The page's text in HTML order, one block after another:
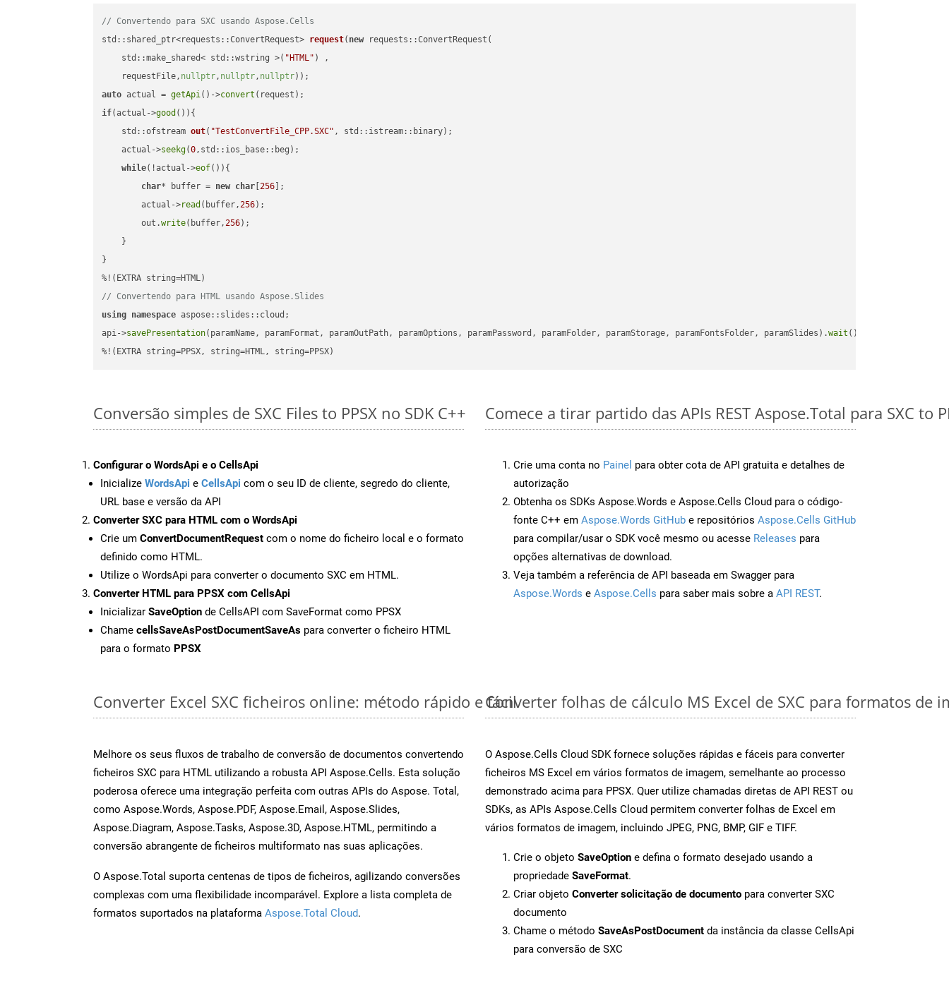
// Convertendo para SXC usando Aspose.Cells
std::shared_ptr<requests::ConvertRequest> request( new requests::ConvertRequest(
    std::make_shared< std::wstring >(
"HTML" ) ,
    requestFile,
nullptr, nullptr, nullptr))
auto actual = getApi()->convert
if(actual->good ()){
std::ofstream out( "TestConvertFile_CPP.SXC" , std::istream::binary) ;
    actual->
seekg(0,std::ios_base::beg);
while(!actual->eof()){
char* buffer = new char [256 ];
        actual->
read (buffer,256);
        out.
write(buffer,256);
    }
}
// Convertendo para HTML usando Aspose.Slides
using namespace aspose::slides::cloud;
api->savePresentation(paramName, paramFormat, paramOutPath, paramOptions, paramPassword, paramFolder, paramStorage, paramFontsFolder, paramSlides).wait ();
%!(EXTRA string=PPSX, string=HTML, string=PPSX)
Conversão simples de SXC Files to PPSX no SDK C++
Configurar o WordsApi e o CellsApi
Inicialize WordsApi e CellsApi com o seu ID de cliente, segredo do cliente,
URL base e versão da API
Converter SXC para HTML com o WordsApi
Crie um ConvertDocumentRequest com o nome do ficheiro local e o formato
definido como HTML.
Utilize o WordsApi para converter o documento SXC em HTML.
Converter HTML para PPSX com CellsApi
Inicializar SaveOption de CellsAPI com SaveFormat como PPSX
Chame cellsSaveAsPostDocumentSaveAs para converter o ficheiro HTML
para o formato PPSX
Comece a tirar partido das APIs REST Aspose.Total para SXC to
Crie uma conta no Painel para obter cota de API gratuita e detalhes de
autorização
Obtenha os SDKs Aspose.Words e Aspose.Cells Cloud para o código-
fonte C++ em Aspose.Words GitHub e repositórios Aspose.Cells GitHub
para compilar/usar o SDK você mesmo ou acesse Releases para
opções alternativas de download.
Veja também a referência de API baseada em Swagger para
Aspose.Words e Aspose.Cells para saber mais sobre a API REST.
Converter Excel SXC ficheiros online: método rápido e fácil
Melhore os seus fluxos de trabalho de conversão de documentos convertendo
ficheiros SXC para HTML utilizando a robusta API Aspose.Cells. Esta solução
poderosa oferece uma integração perfeita com outras APIs do Aspose. Total,
como Aspose.Words, Aspose.PDF, Aspose.Email, Aspose.Slides,
Aspose.Diagram, Aspose.Tasks, Aspose.3D, Aspose.HTML, permitindo a
conversão abrangente de ficheiros multiformato nas suas aplicações.
O Aspose.Total suporta centenas de tipos de ficheiros, agilizando conversões
complexas com uma flexibilidade incomparável. Explore a lista completa de
formatos suportados na plataforma Aspose.Total Cloud.
Converter folhas de cálculo MS Excel de SXC para formatos de
O Aspose.Cells Cloud SDK fornece soluções rápidas e fáceis para converter
ficheiros MS Excel em vários formatos de imagem, semelhante ao processo
demonstrado acima para PPSX. Quer utilize chamadas diretas de API REST ou
SDKs, as APIs Aspose.Cells Cloud permitem converter folhas de Excel em
vários formatos de imagem, incluindo JPEG, PNG, BMP, GIF e TIFF.
Crie o objeto SaveOption e defina o formato desejado usando a
propriedade SaveFormat.
Criar objeto Converter solicitação de documento para converter SXC
documento
Chame o método SaveAsPostDocument da instância da classe CellsApi
para conversão de SXC